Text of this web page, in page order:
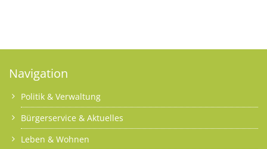
Navigation
Politik & Verwaltung
Bürgerservice & Aktuelles
Leben & Wohnen